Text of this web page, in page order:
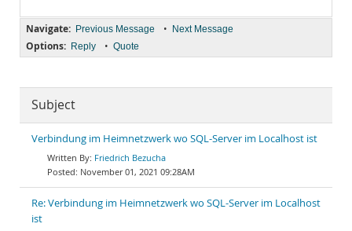
Navigate: Previous Message • Next Message
Options: Reply • Quote
Subject
Verbindung im Heimnetzwerk wo SQL-Server im Localhost ist
Friedrich Bezucha
November 01, 2021 09:28AM
Re: Verbindung im Heimnetzwerk wo SQL-Server im Localhost
ist